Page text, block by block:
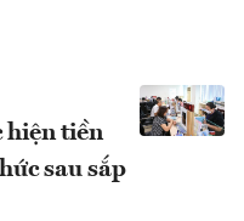
hiện tiền
sau sắp